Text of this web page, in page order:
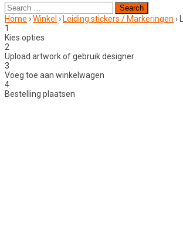
Search
for:
Home ›Winkel › Leiding stickers / Markeringen ›
1
Kies opties
2
Upload artwork of gebruik designer
3
Voeg toe aan winkelwagen
4
Bestelling plaatsen